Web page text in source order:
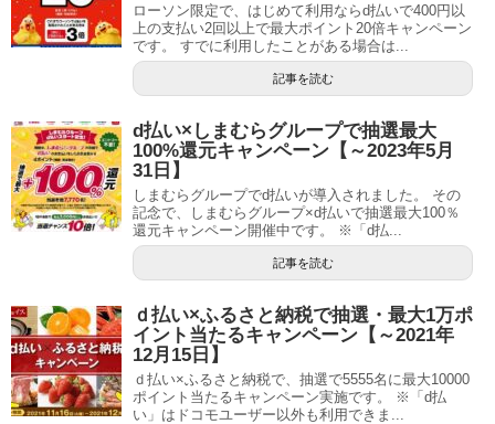
ローソン限定で、はじめて利用ならd払いで400円以
上の支払い2回以上で最大ポイント20倍キャンペーン
です。 すでに利用したことがある場合は...
記事を読む
d払い×しまむらグループで抽選最大
100%還元キャンペーン【～2023年5月
31日】
しまむらグループでd払いが導入されました。 その
記念で、しまむらグループ×d払いで抽選最大100％
還元キャンペーン開催中です。 ※「d払...
記事を読む
ｄ払い×ふるさと納税で抽選・最大1万ポ
イント当たるキャンペーン【～2021年
12月15日】
ｄ払い×ふるさと納税で、抽選で5555名に最大10000
ポイント当たるキャンペーン実施です。 ※「d払
い」はドコモユーザー以外も利用できま...